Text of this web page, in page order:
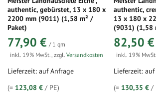
authentic, gebürstet, 13 x 180 x
2200 mm (9011) (1,58 m² /
Paket)
77,90 € / 1 qm
inkl. 19% MwSt., zzgl. Versandkosten
Lieferzeit: auf Anfrage
(= 123,08 € / PE)
authentic,
13 x 180 x
(9031) (1,58
82,50 €
inkl. 19%
Lieferzeit:
(= 130,35 € /